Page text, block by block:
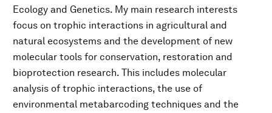
Ecology and Genetics. My main research interests
focus on trophic interactions in agricultural and
natural ecosystems and the development of new
molecular tools for conservation, restoration and
bioprotection research. This includes molecular
analysis of trophic interactions, the use of
environmental metabarcoding techniques and the